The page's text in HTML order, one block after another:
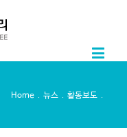
Home . 뉴스 . 활동보도 .